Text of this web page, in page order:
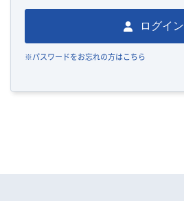
ログイン
※パスワードをお忘れの方はこちら